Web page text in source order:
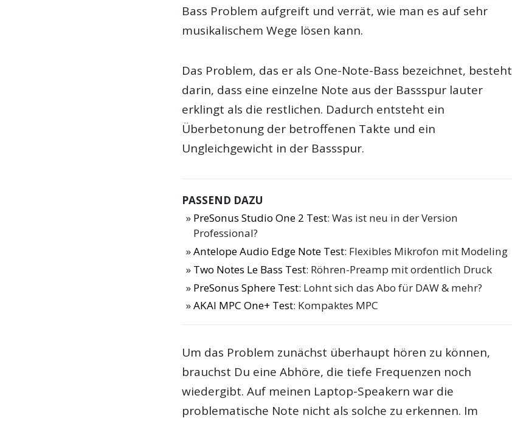
Bass Problem aufgreift und verrät, wie man es auf sehr
musikalischem Wege lösen kann.
Das Problem, das er als One-Note-Bass bezeichnet, besteht
darin, dass eine einzelne Note aus der Bassspur lauter
erklingt als die restlichen. Dadurch entsteht ein
Überbetonung der betroffenen Takte und ein
Ungleichgewicht in der Bassspur.
PASSEND DAZU
PreSonus Studio One 2 Test: Was ist neu in der Version
Professional?
Antelope Audio Edge Note Test: Flexibles Mikrofon mit Modeling
Two Notes Le Bass Test: Röhren-Preamp mit ordentlich Druck
PreSonus Sphere Test: Lohnt sich das Abo für DAW & mehr?
AKAI MPC One+ Test: Kompaktes MPC
Um das Problem zunächst überhaupt hören zu können,
brauchst Du eine Abhöre, die tiefe Frequenzen noch
wiedergibt. Auf meinen Laptop-Speakern war die
problematische Note nicht als solche zu erkennen. Im